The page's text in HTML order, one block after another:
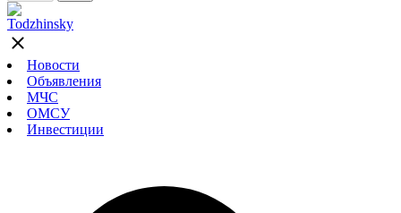
Новости
Объявления
МЧС
ОМСУ
Инвестиции